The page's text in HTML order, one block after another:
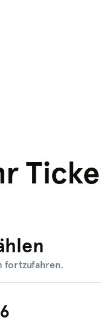
fortzufahren.